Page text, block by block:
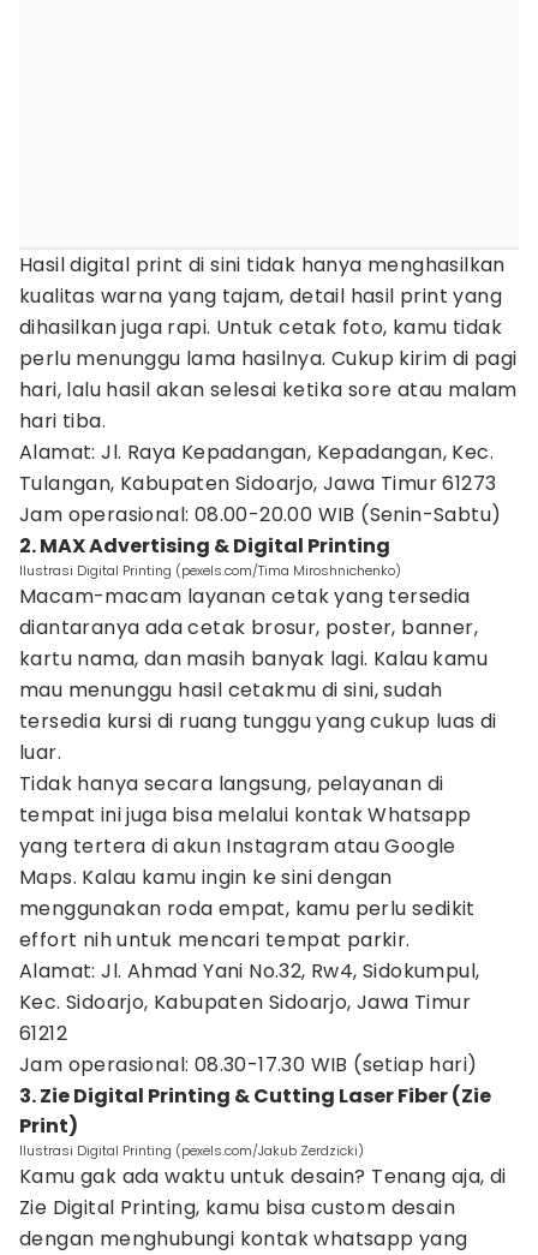
Hasil digital print di sini tidak hanya menghasilkan
kualitas warna yang tajam, detail hasil print yang
dihasilkan juga rapi. Untuk cetak foto, kamu tidak
perlu menunggu lama hasilnya. Cukup kirim di pagi
hari, lalu hasil akan selesai ketika sore atau malam
hari tiba.
Alamat: Jl. Raya Kepadangan, Kepadangan, Kec.
Tulangan, Kabupaten Sidoarjo, Jawa Timur 61273
Jam operasional: 08.00-20.00 WIB (Senin-Sabtu)
2. MAX Advertising & Digital Printing
Ilustrasi Digital Printing (pexels.com/Tima Miroshnichenko)
Macam-macam layanan cetak yang tersedia
diantaranya ada cetak brosur, poster, banner,
kartu nama, dan masih banyak lagi. Kalau kamu
mau menunggu hasil cetakmu di sini, sudah
tersedia kursi di ruang tunggu yang cukup luas di
luar.
Tidak hanya secara langsung, pelayanan di
tempat ini juga bisa melalui kontak Whatsapp
yang tertera di akun Instagram atau Google
Maps. Kalau kamu ingin ke sini dengan
menggunakan roda empat, kamu perlu sedikit
effort nih untuk mencari tempat parkir.
Alamat: Jl. Ahmad Yani No.32, Rw4, Sidokumpul,
Kec. Sidoarjo, Kabupaten Sidoarjo, Jawa Timur
61212
Jam operasional: 08.30-17.30 WIB (setiap hari)
3. Zie Digital Printing & Cutting Laser Fiber (Zie
Print)
Ilustrasi Digital Printing (pexels.com/Jakub Zerdzicki)
Kamu gak ada waktu untuk desain? Tenang aja, di
Zie Digital Printing, kamu bisa custom desain
dengan menghubungi kontak whatsapp yang